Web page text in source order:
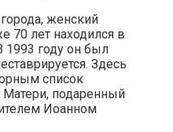
женский
70 лет находился в
1993 году он был
Здесь
список
подаренный
Иоанном